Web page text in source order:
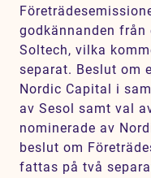
godkännanden
Soltech, vilka
separat. Beslut om
Nordic Capital i
av Sesol samt val
nominerade av
beslut om
fattas på två